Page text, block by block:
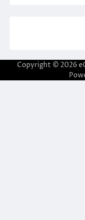
Copyright © 2026